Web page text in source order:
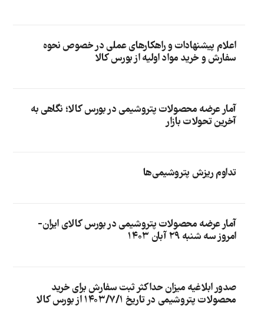
اعلام پیشنهادات و راهکارهای عملی در خصوص نحوه
سفارش و خرید مواد اولیه از بورس کالا
آمار عرضه محصولات پتروشیمی در بورس کالا؛ نگاهی به
آخرین تحولات بازار
تداوم ریزش پتروشیمی‌ها
آمار عرضه محصولات پتروشیمی در بورس کالای ایران-
امروز سه شنبه ۲۹ آبان ۱۴۰۳
صدور ابلاغیه میزان حداکثر ثبت سفارش برای خرید
محصولات پتروشیمی در تاریخ ۱۴۰۳/۷/۱ از بورس کالا